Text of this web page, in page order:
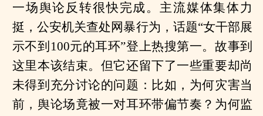
一场舆论反转很快完成。主流媒体集体力
挺，公安机关查处网暴行为，话题“女干部展
示不到100元的耳环”登上热搜第一。故事到
这里本该结束。但它还留下了一些重要却尚
未得到充分讨论的问题：比如，为何灾害当
前，舆论场竟被一对耳环带偏节奏？为何监